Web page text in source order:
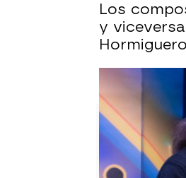
Los
y
Joaquín